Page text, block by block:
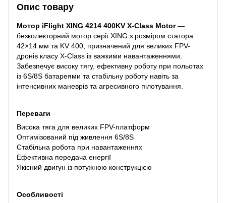
Опис товару
Мотор iFlight XING 4214 400KV X-Class Motor—
безколекторний мотор серії XING з розміром статора
42×14 мм та KV 400, призначений для великих FPV-
дронів класу X-Class із важкими навантаженнями.
Забезпечує високу тягу, ефективну роботу при польотах
із 6S/8S батареями та стабільну роботу навіть за
інтенсивних маневрів та агресивного пілотування.
Переваги
Висока тяга для великих FPV-платформ
Оптимізований під живлення 6S/8S
Стабільна робота при навантаженнях
Ефективна передача енергії
Якісний двигун із потужною конструкцією
Особливості